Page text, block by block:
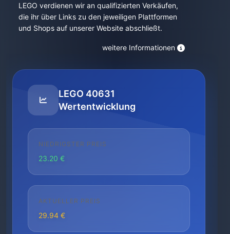
LEGO verdienen wir an qualifizierten Verkäufen,
die ihr über Links zu den jeweiligen Plattformen
und Shops auf unserer Website abschließt.
weitere Informationen
LEGO 40631
Wertentwicklung
NIEDRIGSTER PREIS
23.20 €
AKTUELLER PREIS
29.94 €